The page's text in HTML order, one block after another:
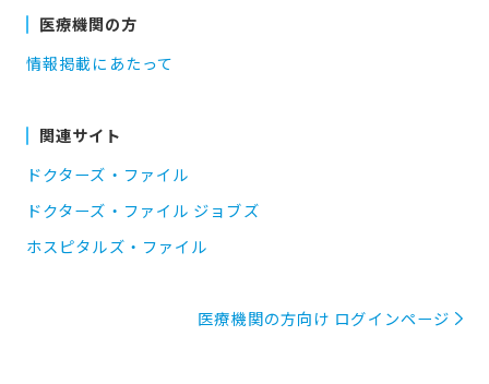
医療機関の方
情報掲載にあたって
関連サイト
ドクターズ・ファイル
ドクターズ・ファイル ジョブズ
ホスピタルズ・ファイル
医療機関の方向け ログインページ